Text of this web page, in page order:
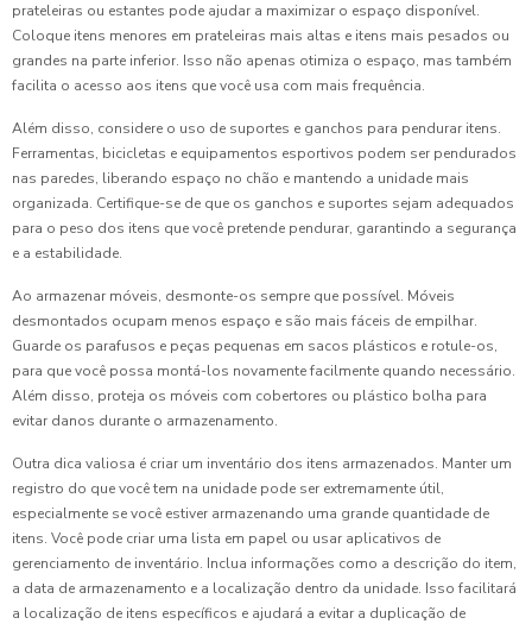
prateleiras ou estantes pode ajudar a maximizar o espaço disponível.
Coloque itens menores em prateleiras mais altas e itens mais pesados ou
grandes na parte inferior. Isso não apenas otimiza o espaço, mas também
facilita o acesso aos itens que você usa com mais frequência.
Além disso, considere o uso de suportes e ganchos para pendurar itens.
Ferramentas, bicicletas e equipamentos esportivos podem ser pendurados
nas paredes, liberando espaço no chão e mantendo a unidade mais
organizada. Certifique-se de que os ganchos e suportes sejam adequados
para o peso dos itens que você pretende pendurar, garantindo a segurança
e a estabilidade.
Ao armazenar móveis, desmonte-os sempre que possível. Móveis
desmontados ocupam menos espaço e são mais fáceis de empilhar.
Guarde os parafusos e peças pequenas em sacos plásticos e rotule-os,
para que você possa montá-los novamente facilmente quando necessário.
Além disso, proteja os móveis com cobertores ou plástico bolha para
evitar danos durante o armazenamento.
Outra dica valiosa é criar um inventário dos itens armazenados. Manter um
registro do que você tem na unidade pode ser extremamente útil,
especialmente se você estiver armazenando uma grande quantidade de
itens. Você pode criar uma lista em papel ou usar aplicativos de
gerenciamento de inventário. Inclua informações como a descrição do item,
a data de armazenamento e a localização dentro da unidade. Isso facilitará
a localização de itens específicos e ajudará a evitar a duplicação de